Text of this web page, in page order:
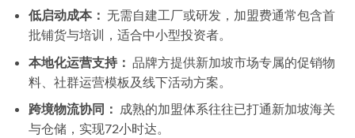
低启动成本： 无需自建工厂或研发，加盟费通常包含首
批铺货与培训，适合中小型投资者。
本地化运营支持： 品牌方提供新加坡市场专属的促销物
料、社群运营模板及线下活动方案。
跨境物流协同： 成熟的加盟体系往往已打通新加坡海关
与仓储，实现72小时达。